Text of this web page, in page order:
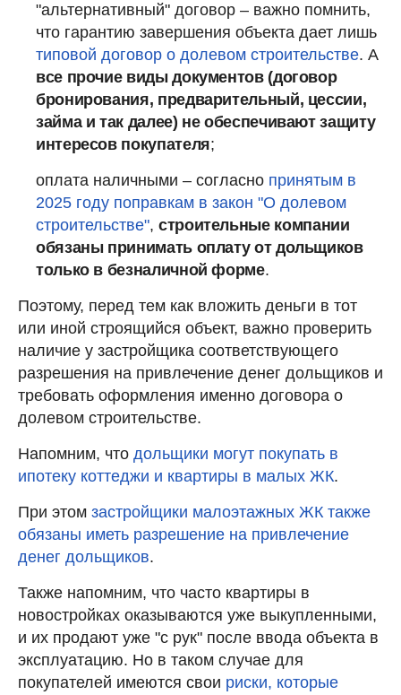
"альтернативный" договор – важно помнить,
что гарантию завершения объекта дает лишь
типовой договор о долевом строительстве. А
все прочие виды документов (договор
бронирования, предварительный, цессии,
займа и так далее) не обеспечивают защиту
интересов покупателя;
оплата наличными – согласно принятым в
2025 году поправкам в закон "О долевом
строительстве", строительные компании
обязаны принимать оплату от дольщиков
только в безналичной форме.
Поэтому, перед тем как вложить деньги в тот
или иной строящийся объект, важно проверить
наличие у застройщика соответствующего
разрешения на привлечение денег дольщиков и
требовать оформления именно договора о
долевом строительстве.
Напомним, что дольщики могут покупать в
ипотеку коттеджи и квартиры в малых ЖК.
При этом застройщики малоэтажных ЖК также
обязаны иметь разрешение на привлечение
денег дольщиков.
Также напомним, что часто квартиры в
новостройках оказываются уже выкупленными,
и их продают уже "с рук" после ввода объекта в
эксплуатацию. Но в таком случае для
покупателей имеются свои риски, которые